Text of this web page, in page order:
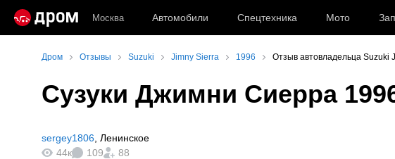
Москва Автомобили Спецтехника Мото
Дром Отзывы Suzuki Jimny Sierra 1996 Отзыв автовладельца Suzuki
Сузуки Джимни Сиерра
sergey1806 Ленинское
44к
109 88